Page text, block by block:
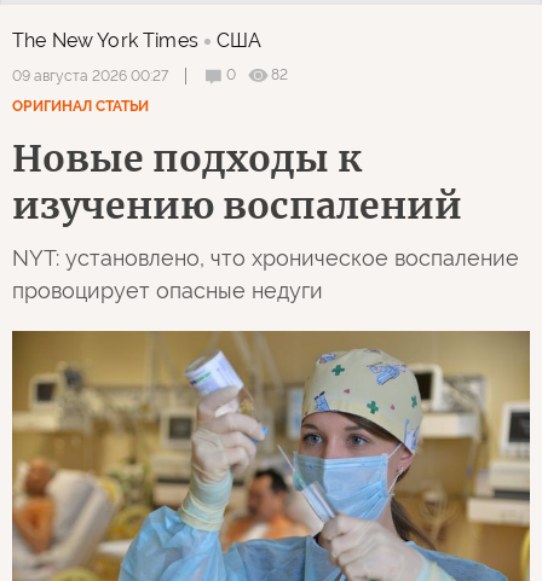
The New York Times США
09 августа 2026 00:27 0
82
ОРИГИНАЛ СТАТЬИ
Новые подходы к
изучению воспалений
NYT: установлено, что хроническое воспаление
провоцирует опасные недуги